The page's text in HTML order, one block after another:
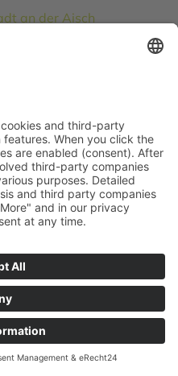
an der Aisch
an der Aisch